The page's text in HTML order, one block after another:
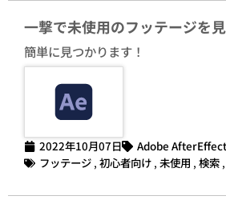
一撃で未使用のフッテージを
簡単に見つかります！
2022年10月07日
Adobe
フッテージ , 初心者向け , 未使用 , 検索 ,